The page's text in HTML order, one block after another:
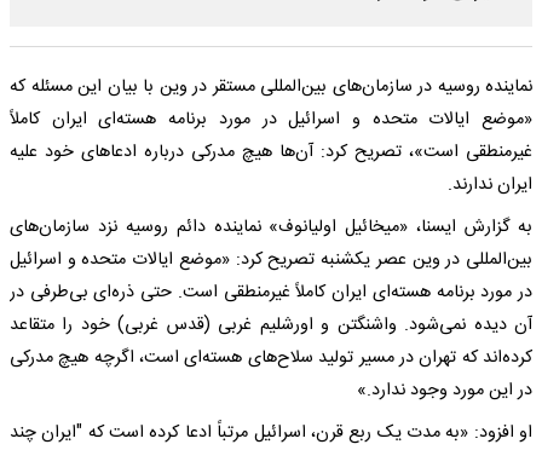
نماینده روسیه در سازمان‌های بین‌المللی مستقر در وین با بیان این مسئله که
«موضع ایالات متحده و اسرائیل در مورد برنامه هسته‌ای ایران کاملاً
غیرمنطقی است»، تصریح کرد: آن‌ها هیچ مدرکی درباره ادعاهای خود علیه
ایران ندارند.
به گزارش ایسنا، «میخائیل اولیانوف» نماینده دائم روسیه نزد سازمان‌های
بین‌المللی در وین عصر یکشنبه تصریح کرد: «موضع ایالات متحده و اسرائیل
در مورد برنامه هسته‌ای ایران کاملاً غیرمنطقی است. حتی ذره‌ای بی‌طرفی در
آن دیده نمی‌شود. واشنگتن و اورشلیم غربی (قدس غربی) خود را متقاعد
کرده‌اند که تهران در مسیر تولید سلاح‌های هسته‌ای است، اگرچه هیچ مدرکی
در این مورد وجود ندارد.»
او افزود: «به مدت یک ربع قرن، اسرائیل مرتباً ادعا کرده است که "ایران چند